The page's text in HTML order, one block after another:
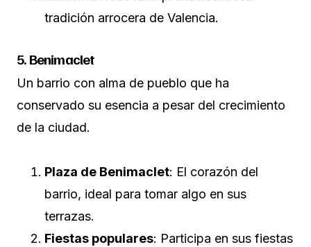
tradición arrocera de Valencia.
5. Benimaclet
Un barrio con alma de pueblo que ha
conservado su esencia a pesar del crecimiento
de la ciudad.
Plaza de Benimaclet: El corazón del
barrio, ideal para tomar algo en sus
terrazas.
Fiestas populares: Participa en sus fiestas